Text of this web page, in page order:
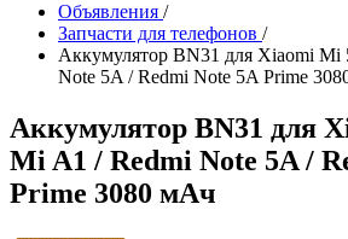
Объявления /
Запчасти для телефонов /
Аккумулятор BN31 для Xiaomi
Note 5A / Redmi Note 5A Prime
Аккумулятор BN31 для
Mi A1 / Redmi Note 5A /
Prime 3080 мАч